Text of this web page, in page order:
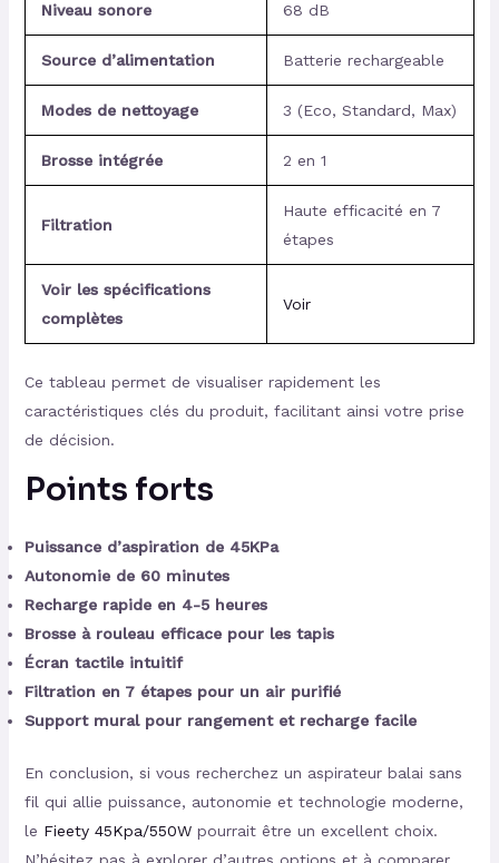
Niveau sonore 68 dB
Source d’alimentation Batterie rechargeable
Modes de nettoyage 3 (Eco, Standard, Max)
Brosse intégrée 2 en 1
Filtration
Haute efficacité en 7
étapes
Voir les spécifications
complètes
Voir
Ce tableau permet de visualiser rapidement les
caractéristiques clés du produit, facilitant ainsi votre prise
de décision.
Points forts
Puissance d’aspiration de 45KPa
Autonomie de 60 minutes
Recharge rapide en 4-5 heures
Brosse à rouleau efficace pour les tapis
Écran tactile intuitif
Filtration en 7 étapes pour un air purifié
Support mural pour rangement et recharge facile
En conclusion, si vous recherchez un aspirateur balai sans
fil qui allie puissance, autonomie et technologie moderne,
le Fieety 45Kpa/550Wpourrait être un excellent choix.